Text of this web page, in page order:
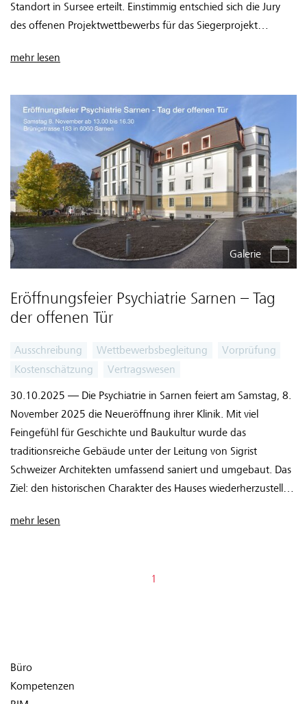
Standort in Sursee erteilt. Einstimmig entschied sich die Jury
des offenen Projektwettbewerbs für das Siegerprojekt
von Bob Gysin Partner aus Zürich.
mehr lesen
Galerie
Eröffnungsfeier Psychiatrie Sarnen – Tag
der offenen Tür
Ausschreibung Wettbewerbsbegleitung
Vorprüfung
Kostenschätzung
Vertragswesen
30.10.2025 — Die Psychiatrie in Sarnen feiert am Samstag, 8.
November 2025 die Neueröffnung ihrer Klinik. Mit viel
Feingefühl für Geschichte und Baukultur wurde das
traditionsreiche Gebäude unter der Leitung von Sigrist
Schweizer Architekten umfassend saniert und umgebaut. Das
Ziel: den historischen Charakter des Hauses wiederherzustellen
erfüllen.
mehr lesen
1
Büro
Kompetenzen